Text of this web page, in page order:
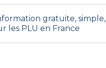
gratuite, simple,
les PLU en France